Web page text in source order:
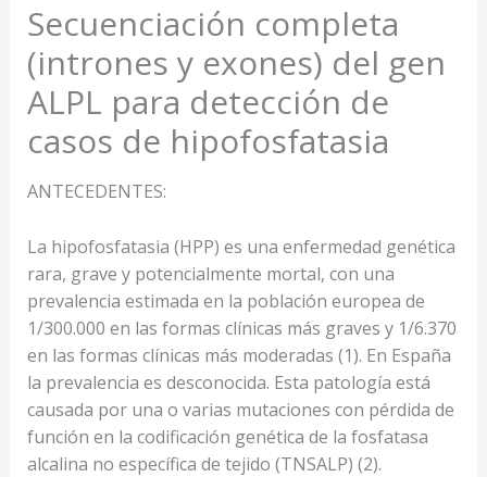
Secuenciación completa
(intrones y exones) del gen
ALPL para detección de
casos de hipofosfatasia
ANTECEDENTES:
La hipofosfatasia (HPP) es una enfermedad genética
rara, grave y potencialmente mortal, con una
prevalencia estimada en la población europea de
1/300.000 en las formas clínicas más graves y 1/6.370
en las formas clínicas más moderadas (1). En España
la prevalencia es desconocida. Esta patología está
causada por una o varias mutaciones con pérdida de
función en la codificación genética de la fosfatasa
alcalina no específica de tejido (TNSALP) (2).